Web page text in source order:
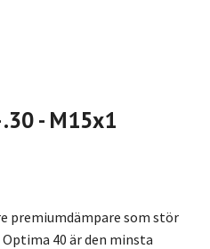
.30 - M15x1
premiumdämpare som stör
40 är den minsta